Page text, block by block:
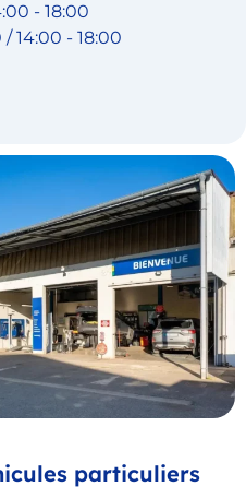
- 18:00
14:00 - 18:00
particuliers